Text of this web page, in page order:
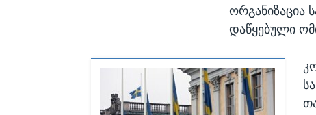
ორგანიზაცია
დაწყებული